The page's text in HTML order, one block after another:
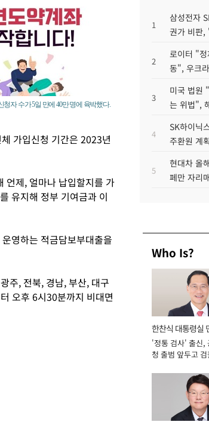
자 수가 5일 만에 40만 명에 육박했다.
가입신청 기간은 2023년
언제, 얼마나 납입할지를 가
유지해 정부 기여금과 이
영하는 적금담보부대출을
주, 전북, 경남, 부산, 대구
오후 6시30분까지 비대면
1
삼성전자
권가 비판,
2
로이터 "정
동", 우크
3
미국 법원
는 위법",
4
SK하이닉
주환원 계
5
현대차 올
페만 자리
Who Is?
한찬식 대통령실
서관
'정통 검사' 출신,
청 출범 앞두고